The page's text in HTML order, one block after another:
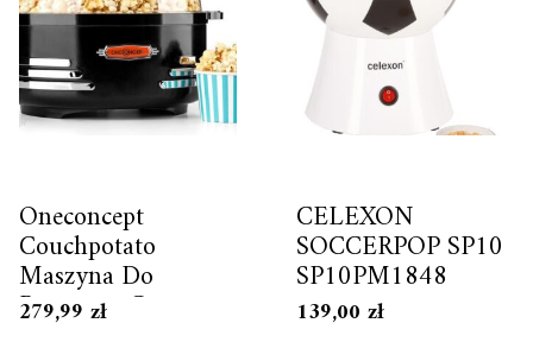
Oneconcept
Couchpotato
Maszyna Do
Popcornu Czarna
279,99 zł
CELEXON
SOCCERPOP SP10
SP10PM1848
139,00 zł